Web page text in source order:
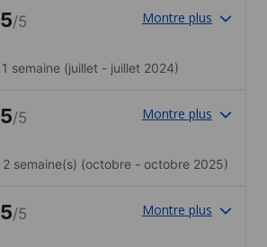
5/5 Montre plus
1 semaine (juillet - juillet 2024)
5/5 Montre plus
2 semaine(s) (octobre - octobre 2025)
5/5 Montre plus